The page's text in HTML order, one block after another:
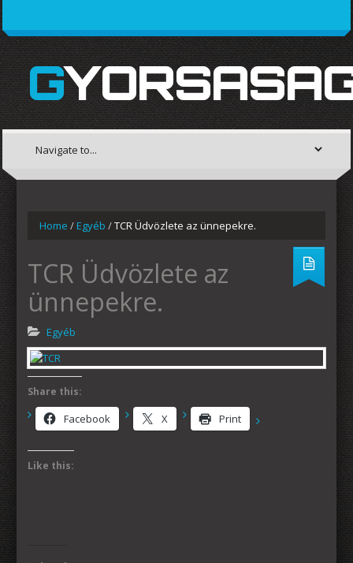
Home /Egyéb /TCR Üdvözlete az ünnepekre.
TCR Üdvözlete az
ünnepekre.
Egyéb
Share this:
Facebook X Print
Like this: